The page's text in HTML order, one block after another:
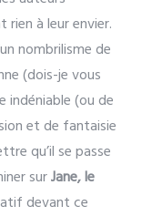
rien à leur envier.
nombrilisme de
(dois-je vous
indéniable (ou de
et de fantaisie
qu’il se passe
surJane, le
devant ce